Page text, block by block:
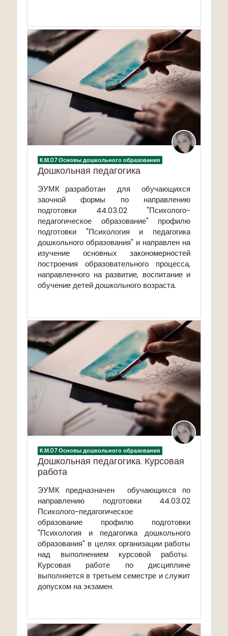
К.М.07 Основы дошкольного образования
Дошкольная педагогика
ЭУМК разработан для обучающихся
заочной формы по направлению
подготовки 44.03.02 "Психолого-
педагогическое образование" профилю
подготовки "Психология и педагогика
дошкольного образования" и направлен на
изучение основных закономерностей
построения образовательного процесса,
направленного на развитие, воспитание и
обучение детей дошкольного возраста.
К.М.07 Основы дошкольного образования
Дошкольная педагогика. Курсовая
работа
ЭУМК предназначен обучающихся по
направлению подготовки 44.03.02
Психолого-педагогическое
образование профилю подготовки
"Психология и педагогика дошкольного
образования" в целях организации работы
над выполнением курсовой работы.
Курсовая работе по дисциплине
выполняется в третьем семестре и служит
допуском на экзамен.